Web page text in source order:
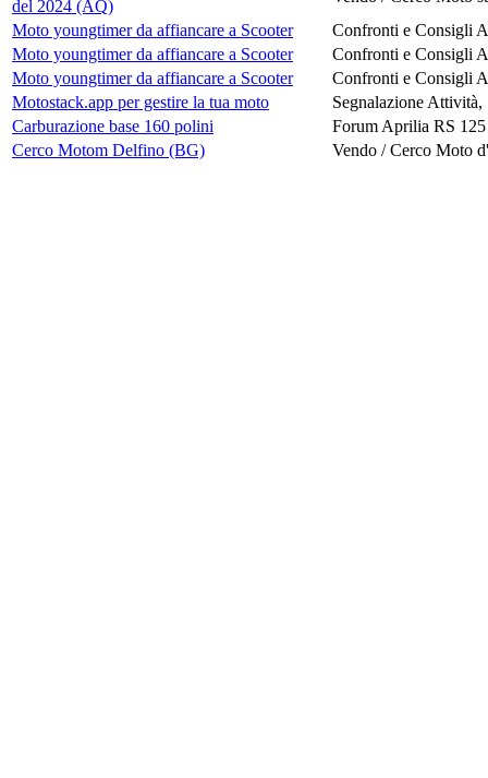
del 2024 (AQ)
Moto youngtimer da affiancare a Scooter
Confronti e Consigli
Moto youngtimer da affiancare a Scooter
Confronti e Consigli
Moto youngtimer da affiancare a Scooter
Confronti e Consigli
Motostack.app per gestire la tua moto
Segnalazione
Carburazione base 160 polini
Forum Aprilia RS
Cerco Motom Delfino (BG)
Vendo / Cerco Moto